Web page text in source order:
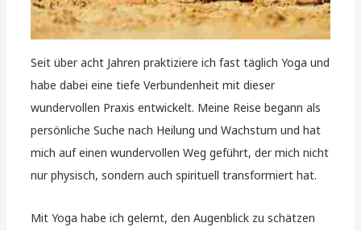
Seit über acht Jahren praktiziere ich fast täglich Yoga und
habe dabei eine tiefe Verbundenheit mit dieser
wundervollen Praxis entwickelt. Meine Reise begann als
persönliche Suche nach Heilung und Wachstum und hat
mich auf einen wundervollen Weg geführt, der mich nicht
nur physisch, sondern auch spirituell transformiert hat.
Mit Yoga habe ich gelernt, den Augenblick zu schätzen